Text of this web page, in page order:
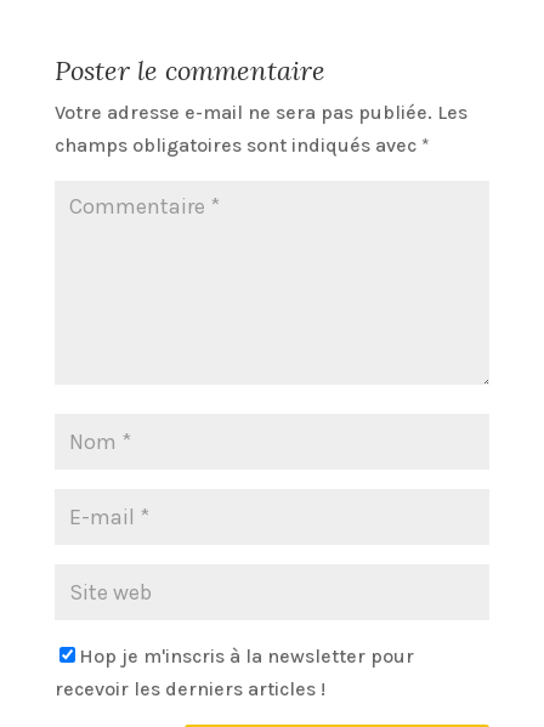
Poster le commentaire
Votre adresse e-mail ne sera pas publiée. Les
champs obligatoires sont indiqués avec *
Hop je m'inscris à la newsletter pour
recevoir les derniers articles !